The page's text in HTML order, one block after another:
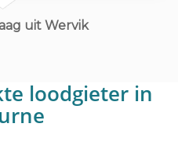
uit Wervik
loodgieter in